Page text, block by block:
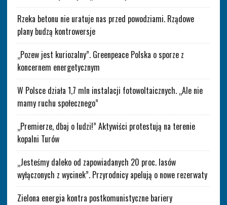
Rzeka betonu nie uratuje nas przed powodziami. Rządowe
plany budzą kontrowersje
„Pozew jest kuriozalny”. Greenpeace Polska o sporze z
koncernem energetycznym
W Polsce działa 1,7 mln instalacji fotowoltaicznych. „Ale nie
mamy ruchu społecznego”
„Premierze, dbaj o ludzi!” Aktywiści protestują na terenie
kopalni Turów
„Jesteśmy daleko od zapowiadanych 20 proc. lasów
wyłączonych z wycinek”. Przyrodnicy apelują o nowe rezerwaty
Zielona energia kontra postkomunistyczne bariery